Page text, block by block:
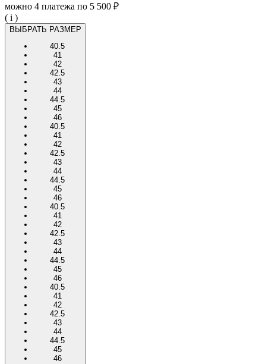
можно 4 платежа по 5 500 ₽
( i )
ВЫБРАТЬ РАЗМЕР
40.5
41
42
42.5
43
44
44.5
45
46
40.5
41
42
42.5
43
44
44.5
45
46
40.5
41
42
42.5
43
44
44.5
45
46
40.5
41
42
42.5
43
44
44.5
45
46